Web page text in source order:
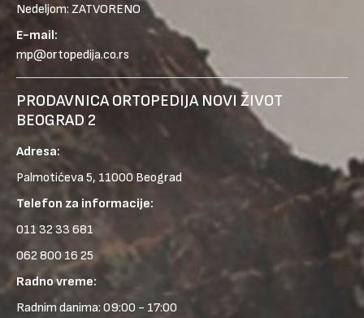
Nedeljom: ZATVORENO
E-mail:
mp@ortopedija.co.rs
PRODAVNICA ORTOPEDIJA NOVI ŽIVOT
BEOGRAD 2
Adresa:
Palmotićeva 5, 11000 Beograd
Telefon za informacije:
011 32 33 681
062 800 16 25
Radno vreme:
Radnim danima: 09:00 - 17:00